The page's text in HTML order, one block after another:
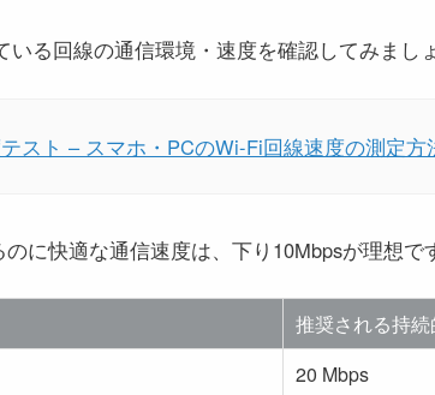
る回線の通信環境・速度を確認してみましょ
テスト – スマホ・PCのWi-Fi回線速度の測定方
に快適な通信速度は、下り10Mbpsが理想で
推奨される持
20 Mbps